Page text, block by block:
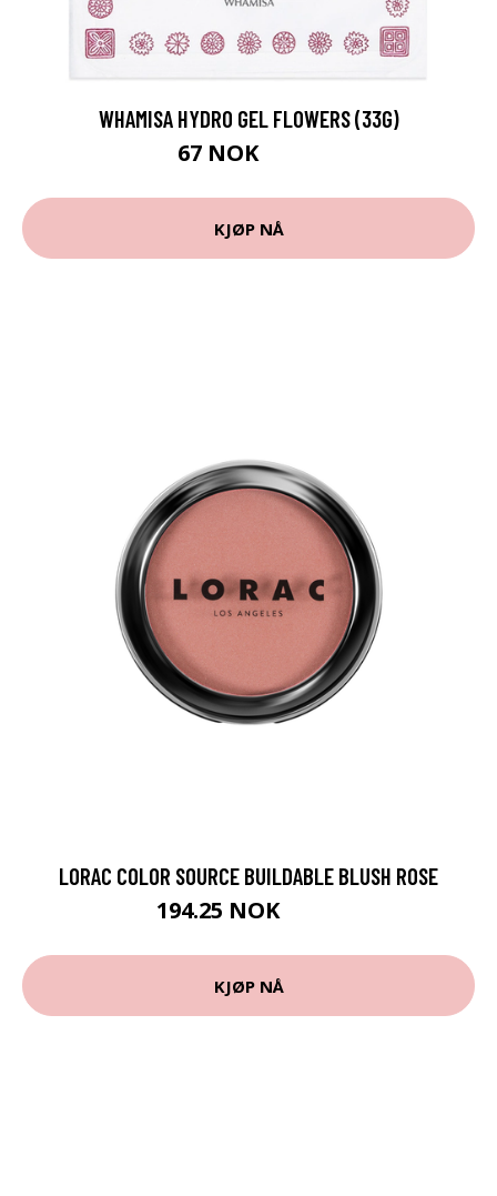
WHAMISA HYDRO GEL FLOWERS (33G)
67 NOK
KJØP NÅ
LORAC COLOR SOURCE BUILDABLE BLUSH ROSE
194.25 NOK
KJØP NÅ